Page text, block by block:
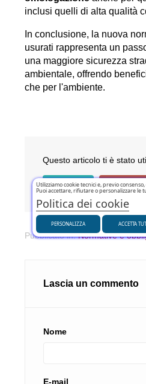
inclusi quelli di alta qualità
In conclusione, la nuova
usurati rappresenta un
una maggiore sicurezza
ambientale, offrendo
che per l'ambiente.
Questo articolo ti è stato
SÌ(0) NO(0)
Pubblicato in:Normative e
Lascia un commento
Nome
E-mail
Utilizziamo cookie tecnici e, previo
Puoi accettare, rifiutare o personalizzare le
Politica dei cookie
PERSONALIZZA ACCETTA